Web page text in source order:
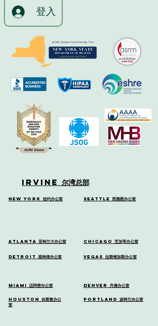
登入
Irvine 尔湾总部
New York 纽约办公室 Seattle 西雅图办公室
Atlanta 亚特兰大办公室
Detroit 底特律办公室
Miami 迈阿密办公室
Houston 休斯敦办公
室
Chicago 芝加哥办公室
Vegas 拉斯维加斯办公室
Denver 丹佛办公室
Portland 波特兰办公室